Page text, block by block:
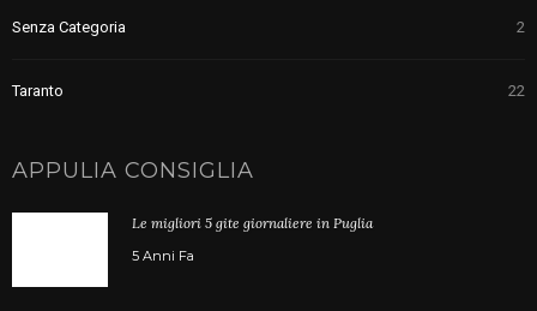
Senza Categoria 2
Taranto 22
APPULIA CONSIGLIA
Le migliori 5 gite giornaliere in Puglia
5 Anni Fa